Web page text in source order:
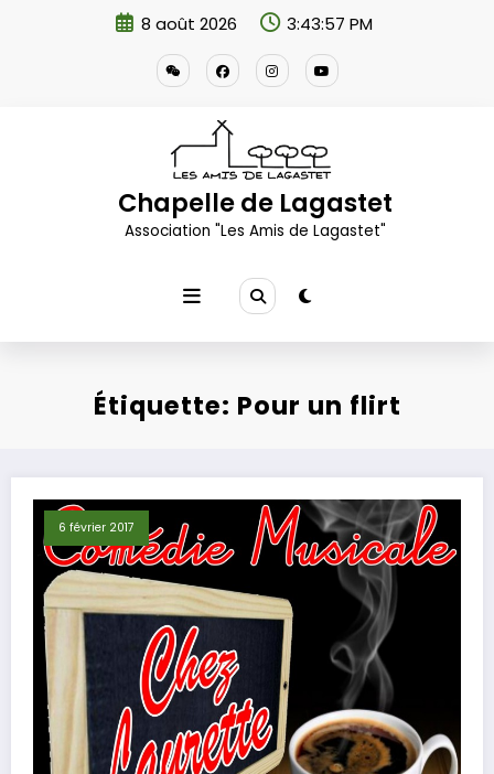
8 août 2026 3:43:58 PM
Chapelle de Lagastet
Association "Les Amis de Lagastet"
Étiquette: Pour un flirt
6 février 2017